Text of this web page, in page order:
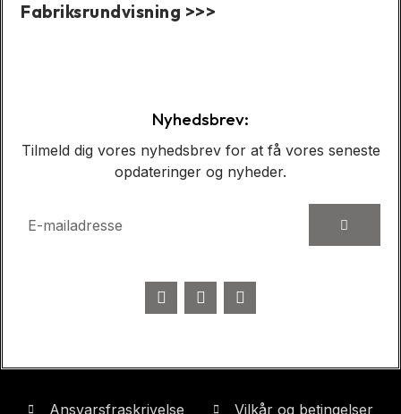
Fabriksrundvisning >>>
Nyhedsbrev:
Tilmeld dig vores nyhedsbrev for at få vores seneste
opdateringer og nyheder.
Ansvarsfraskrivelse Vilkår og betingelser